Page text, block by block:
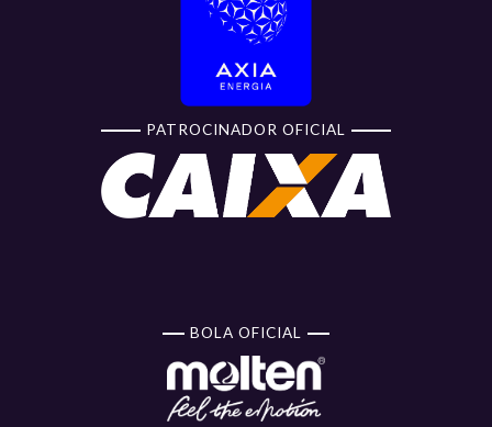
PATROCINADOR OFICIAL
BOLA OFICIAL